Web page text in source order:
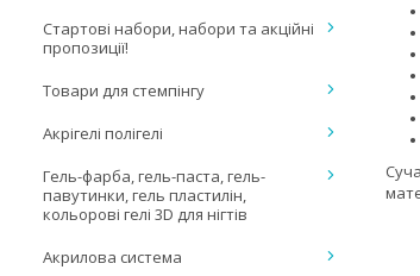
Стартові набори, набори та акційні
пропозиції!
Товари для стемпінгу
Акрігелі полігелі
Гель-фарба, гель-паста, гель-
павутинки, гель пластилін,
кольорові гелі 3D для нігтів
Акрилова система